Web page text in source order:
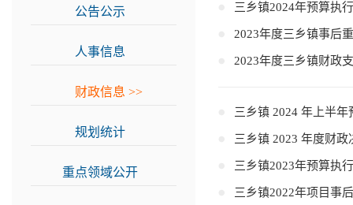
公告公示
人事信息
财政信息 >>
规划统计
重点领域公开
三乡镇2024年预算执
2023年度三乡镇事后
2023年度三乡镇财政
三乡镇 2024 年上半
三乡镇 2023 年度财政
三乡镇2023年预算执
三乡镇2022年项目事